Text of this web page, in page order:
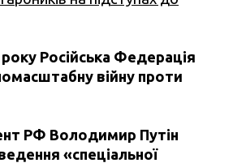
Російська Федерація
війну проти
РФ Володимир Путін
«спеціальної